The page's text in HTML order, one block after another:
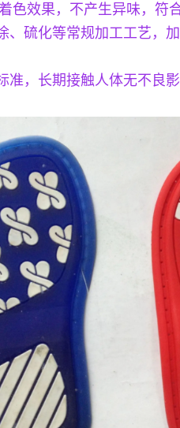
效果，不产生异味，符
、硫化等常规加工工艺，
准，长期接触人体无不良